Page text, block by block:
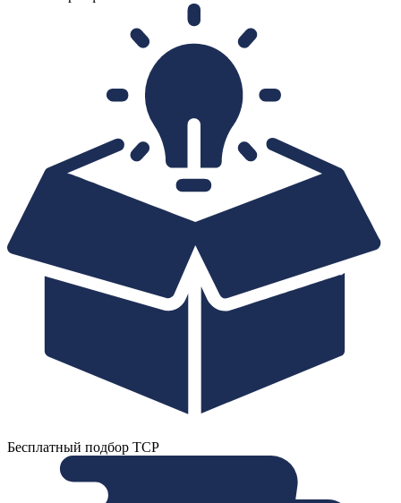
Бесплатный подбор ТСР